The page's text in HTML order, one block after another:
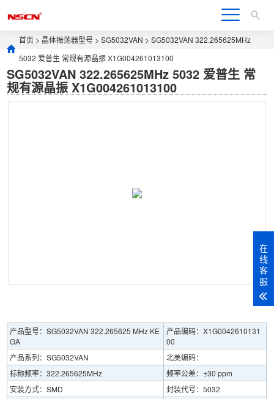
首页 > 晶体振荡器型号 >SG5032VAN > SG5032VAN 322.265625MHz
5032 爱普生 常规有源晶振 X1G004261013100
SG5032VAN 322.265625MHz 5032 爱普生 常
规有源晶振 X1G004261013100
产品型号：SG5032VAN 322.265625 MHz KE
GA
产品编码：X1G0042610131
00
产品系列：SG5032VAN
北美编码：
标称频率：322.265625MHz
频率公差：±30 ppm
安装方式：SMD
封装代号：5032
在
线
客
服